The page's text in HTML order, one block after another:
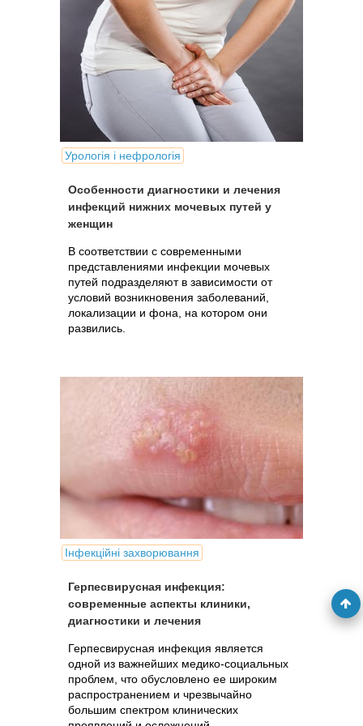
Урологія і нефрологія
Особенности диагностики и лечения
инфекций нижних мочевых путей у
женщин
В соответствии с современными
представлениями инфекции мочевых
путей подразделяют в зависимости от
условий возникновения заболеваний,
локализации и фона, на котором они
развились.
Інфекційні захворювання
Герпесвирусная инфекция:
современные аспекты клиники,
диагностики и лечения
Герпесвирусная инфекция является
одной из важнейших медико-социальных
проблем, что обусловлено ее широким
распространением и чрезвычайно
большим спектром клинических